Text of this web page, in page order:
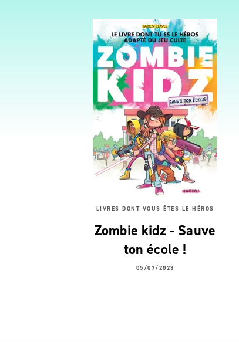
LIVRES DONT VOUS ÊTES LE HÉROS
Zombie kidz - Sauve
ton école !
05/07/2023